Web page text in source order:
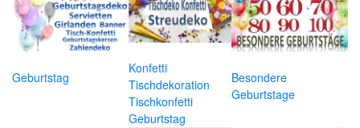
Geburtstag
Konfetti
Tischdekoration
Tischkonfetti
Geburtstag
Besondere
Geburtstage